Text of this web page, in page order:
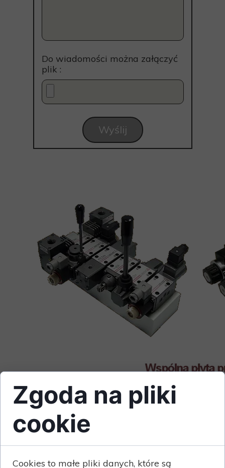
Do wiadomości można załączyć
plik :
Wyślij
Zgoda na pliki
cookie
Cookies to małe pliki danych, które są